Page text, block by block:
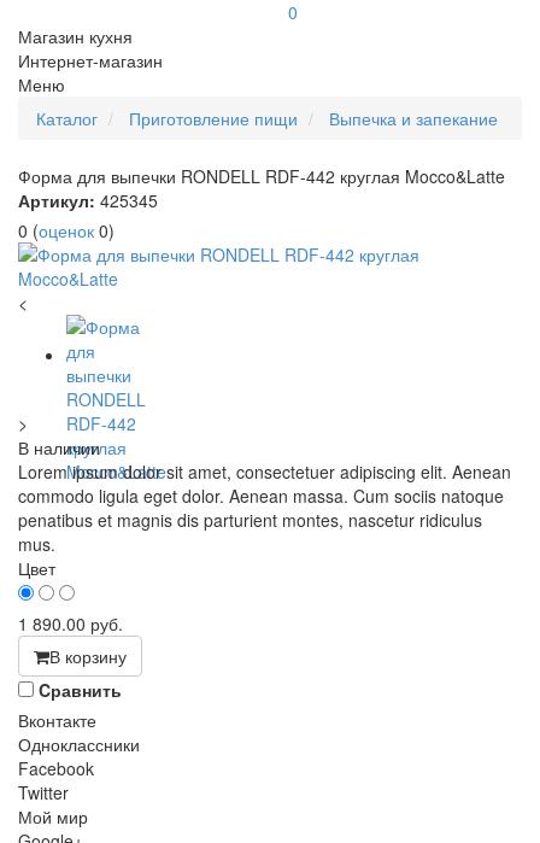
Магазин кухня
Интернет-магазин
0
Меню
Каталог
Приготовление пищи Выпечка и запекание
Форма для выпечки RONDELL RDF-442 круглая Mocco&Latte
Артикул: 425345
0 (оценок 0)
<
>
В наличии
Lorem ipsum dolor sit amet, consectetuer adipiscing elit. Aenean
commodo ligula eget dolor. Aenean massa. Cum sociis natoque
penatibus et magnis dis parturient montes, nascetur ridiculus
mus.
Цвет
1 890.00 руб.
В корзину
Cравнить
Вконтакте
Одноклассники
Facebook
Twitter
Мой мир